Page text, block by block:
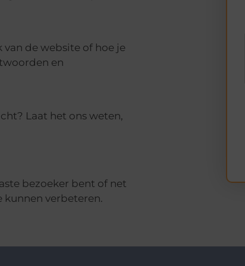
de website of hoe je
en
Laat het ons weten,
bezoeker bent of net
verbeteren.